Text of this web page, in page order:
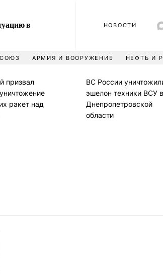
в
НОВОСТИ
АРМИЯ И ВООРУЖЕНИЕ НЕФТЬ И
призвал
ракет над
ВС России
эшелон техники ВСУ в
Днепропетровской
области